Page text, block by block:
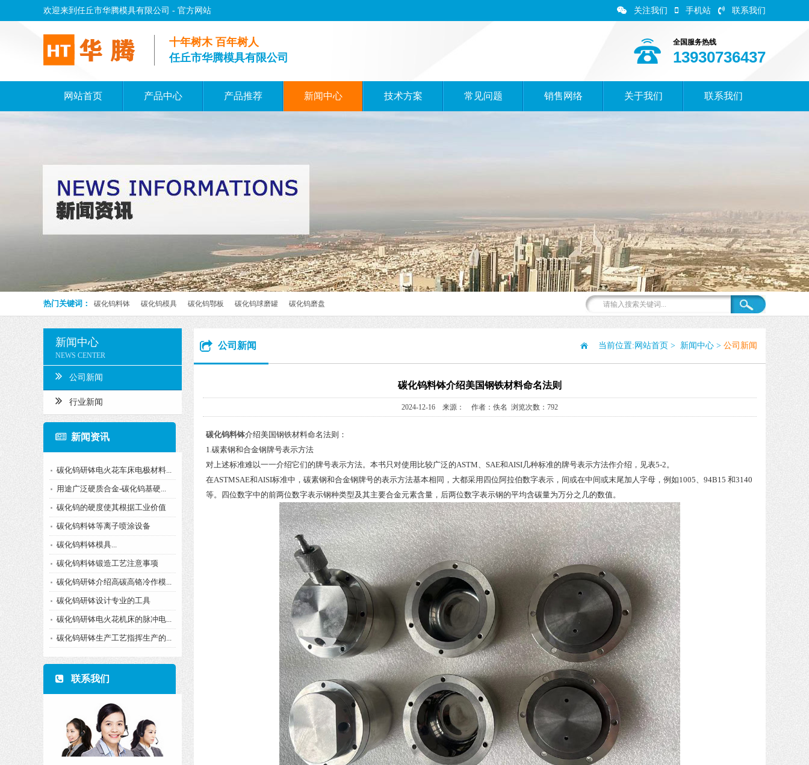
欢迎来到任丘市华腾模具有限公司 - 官方网站 关注我们 手机站 联系我们
全国服务热线
13930736437
十年树木 百年树人
任丘市华腾模具有限公司
网站首页 产品中心 产品推荐 新闻中心 技术方案 常见问题 销售网络 关于我们 联系我们
热门关键词： 碳化钨料钵 碳化钨模具 碳化钨鄂板 碳化钨球磨罐 碳化钨磨盘
新闻中心
NEWS CENTER
公司新闻
行业新闻
新闻资讯
碳化钨研钵电火花车床电极材料...
用途广泛硬质合金-碳化钨基硬...
碳化钨的硬度使其根据工业价值
碳化钨料钵等离子喷涂设备
​碳化钨料钵模具...
碳化钨料钵锻造工艺注意事项
碳化钨研钵介绍高碳高铬冷作模...
碳化钨研钵设计专业的工具
碳化钨研钵电火花机床的脉冲电...
碳化钨研钵生产工艺指挥生产的...
联系我们
公司新闻 当前位置: 网站首页 > 新闻中心 > 公司新闻
碳化钨料钵介绍美国钢铁材料命名法则
2024-12-16 来源： 作者：佚名 浏览次数：792
碳化钨料钵介绍美国钢铁材料命名法则：
1.碳素钢和合金钢牌号表示方法
对上述标准难以一一介绍它们的牌号表示方法。本书只对使用比较广泛的ASTM、SAE和AISI几种标准的牌号表示方法作介绍，见表5-2。
在ASTMSAE和AISI标准中，碳素钢和合金钢牌号的表示方法基本相同，大都采用四位阿拉伯数字表示，间或在中间或末尾加人字母，例如1005、94B15 和3140
等。四位数字中的前两位数字表示钢种类型及其主要合金元素含量，后两位数字表示钢的平均含碳量为万分之几的数值。